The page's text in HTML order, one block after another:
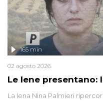
Le Iene presentano:
165 min
02 agosto 2026
La Iena Nina Palmieri